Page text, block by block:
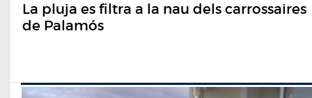
La pluja es filtra a la nau dels carrossaires
de Palamós